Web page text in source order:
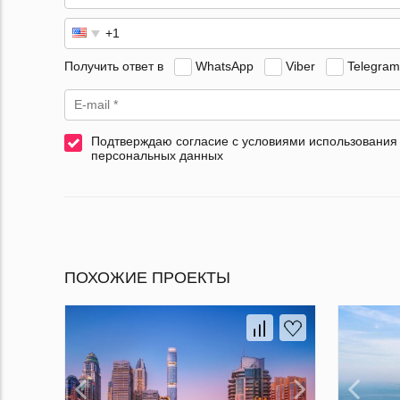
Получить ответ в WhatsApp Viber Telegram
Подтверждаю согласие с условиями использования
персональных данных
ПОХОЖИЕ ПРОЕКТЫ